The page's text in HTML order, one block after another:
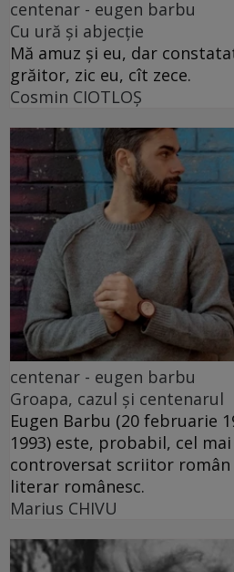
centenar - eugen barbu
Cu ură și abjecție
Mă amuz și eu, dar
grăitor, zic eu, cît zece.
Cosmin CIOTLOŞ
centenar - eugen barbu
Groapa, cazul și centenarul
Eugen Barbu (20 februarie
1993) este, probabil, cel
controversat scriitor
literar românesc.
Marius CHIVU